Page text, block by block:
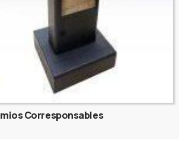
Corresponsables